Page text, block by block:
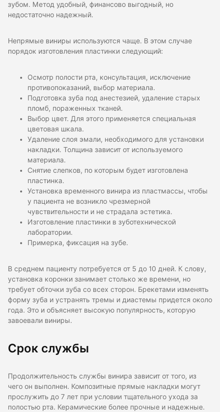
зубом. Метод удобный, финансово выгодный, но
недостаточно надежный.
Непрямые виниры используются чаще. В этом случае
порядок изготовления пластинки следующий:
Осмотр полости рта, консультация, исключение
противопоказаний, выбор материала.
Подготовка зуба под анестезией, удаление старых
пломб, пораженных тканей.
Выбор цвет. Для этого применяется специальная
цветовая шкала.
Удаление слоя эмали, необходимого для установки
накладки. Толщина зависит от используемого
материала.
Снятие слепков, по которым будет изготовлена
пластинка.
Установка временного винира из пластмассы, чтобы
у пациента не возникло чрезмерной
чувствительности и не страдала эстетика.
Изготовление пластинки в зуботехнической
лаборатории.
Примерка, фиксация на зубе.
В среднем пациенту потребуется от 5 до 10 дней. К слову,
установка коронки занимает столько же времени, но
требует обточки зуба со всех сторон. Брекетами изменять
форму зуба и устранять тремы и диастемы придется около
года. Это и объясняет высокую популярность, которую
завоевали виниры.
Срок службы
Продолжительность службы винира зависит от того, из
чего он выполнен. Композитные прямые накладки могут
прослужить до 7 лет при условии тщательного ухода за
полостью рта. Керамические более прочные и надежные.